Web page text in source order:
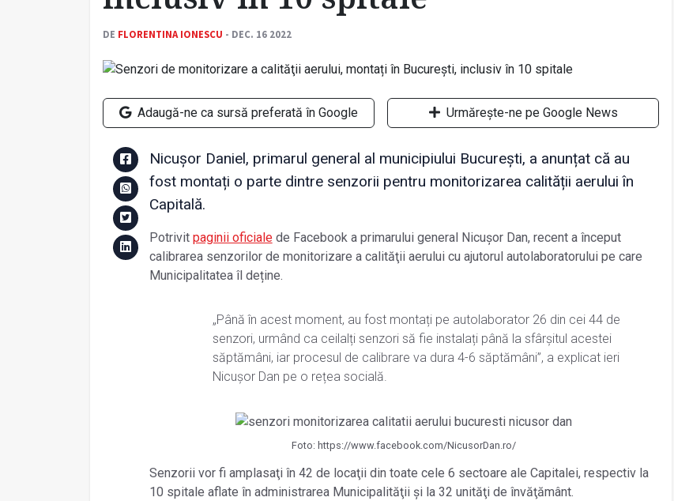
DE FLORENTINA IONESCU - DEC. 16 2022
Adaugă-ne ca sursă preferată în Google Urmărește-ne pe Google News
Nicușor Daniel, primarul general al municipiului București, a anunțat că au
fost montați o parte dintre senzorii pentru monitorizarea calității aerului în
Capitală.
Potrivit paginii oficialede Facebook a primarului general Nicușor Dan, recent a început
calibrarea senzorilor de monitorizare a calităţii aerului cu ajutorul autolaboratorului pe care
Municipalitatea îl deține.
„Până în acest moment, au fost montați pe autolaborator 26 din cei 44 de
senzori, urmând ca ceilalți senzori să fie instalați până la sfârșitul acestei
săptămâni, iar procesul de calibrare va dura 4-6 săptămâni”, a explicat ieri
Nicușor Dan pe o rețea socială.
Foto: https://www.facebook.com/NicusorDan.ro/
Senzorii vor fi amplasaţi în 42 de locaţii din toate cele 6 sectoare ale Capitalei, respectiv la
10 spitale aflate în administrarea Municipalităţii și la 32 unităţi de învăţământ.